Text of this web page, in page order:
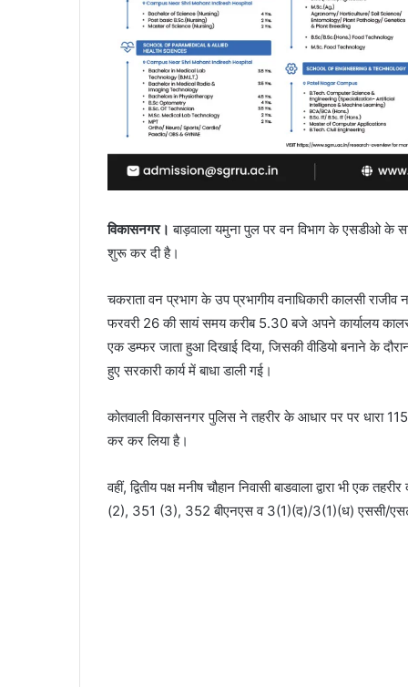
विकासनगर। बाड़वाला यमुना पुल पर वन विभाग के एसडीओ के
शुरू कर दी है।
चकराता वन प्रभाग के उप प्रभागीय वनाधिकारी कालसी
फरवरी 26 की सायं समय करीब 5.30 बजे अपने कार्यालय
एक डम्फर जाता हुआ दिखाई दिया, जिसकी वीडियो बनाने के
हुए सरकारी कार्य में बाधा डाली गई।
कोतवाली विकासनगर पुलिस ने तहरीर के आधार पर पर
कर कर लिया है।
वहीं, द्वितीय पक्ष मनीष चौहान निवासी बाडवाला द्वारा भी
(2), 351 (3), 352 बीएनएस व 3(1)(द)/3(1)(ध) एससी/